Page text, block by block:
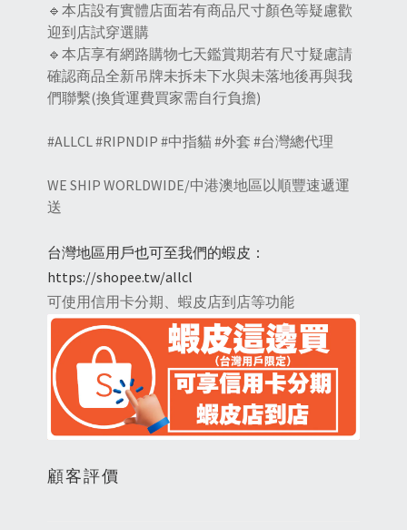
🔹本店設有實體店面若有商品尺寸顏色等疑慮歡
迎到店試穿選購
🔹本店享有網路購物七天鑑賞期若有尺寸疑慮請
確認商品全新吊牌未拆未下水與未落地後再與我
們聯繫(換貨運費買家需自行負擔)
#ALLCL #RIPNDIP #中指貓 #外套 #台灣總代理
WE SHIP WORLDWIDE/中港澳地區以順豐速遞運
送
台灣地區用戶也可至我們的蝦皮：
https://shopee.tw/allcl
可使用信用卡分期、蝦皮店到店等功能
顧客評價